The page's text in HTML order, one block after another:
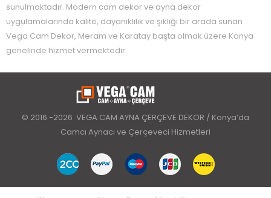
sunulmaktadır. Modern cam dekor ve ayna dekor
uygulamalarında kalite, dayanıklılık ve şıklığı bir arada sunan
Vega Cam Dekor, Meram ve Karatay başta olmak üzere Konya
genelinde hizmet vermektedir.
© 2016 -2026 VEGA CAM AYNA ÇERÇEVE DEKOR / Konya’da
Camcı Aynacı ve Çerçeveci Hizmetleri